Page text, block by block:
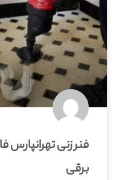
فنر زنی تهرانپارس
برقی